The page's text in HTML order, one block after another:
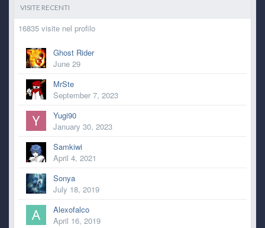
VISITE RECENTI
16835 visite nel profilo
Ghost Rider
June 29
MrSte
September 7, 2023
Yugi90
January 30, 2023
Samkiwi
April 4, 2021
Sonya
July 18, 2019
Alexofalco
April 16, 2019